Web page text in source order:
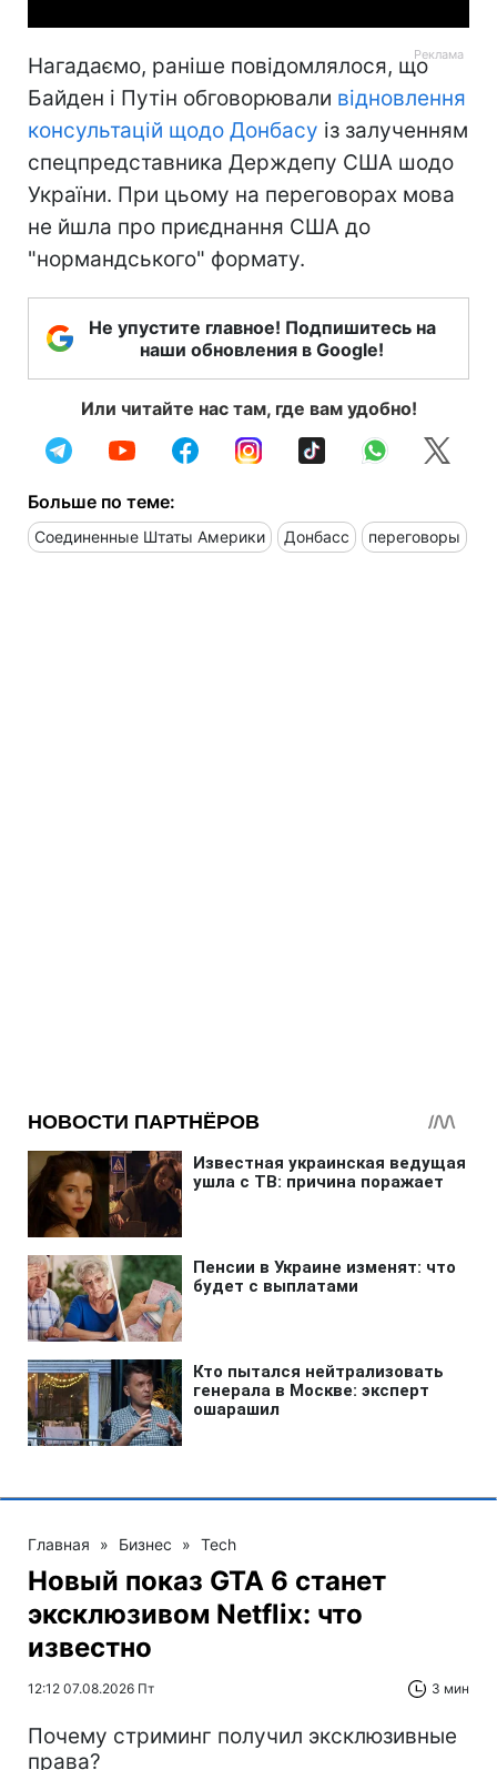
Нагадаємо, раніше повідомлялося, що
Байден і Путін обговорювали відновлення
консультацій щодо Донбасу із залученням
спецпредставника Держдепу США шодо
України. При цьому на переговорах мова
не йшла про приєднання США до
"нормандського" формату.
Не упустите главное! Подпишитесь на
наши обновления в Google!
Или читайте нас там, где вам удобно!
Больше по теме:
Соединенные Штаты Америки Донбасс переговоры
Главная » Бизнес » Tech
Новый показ GTA 6 станет
эксклюзивом Netflix: что
известно
12:12 07.08.2026 Пт 3 мин
Почему стриминг получил эксклюзивные
права?